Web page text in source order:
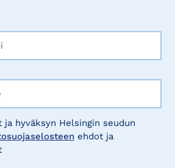
hyväksyn Helsingin seudun
ehdot ja